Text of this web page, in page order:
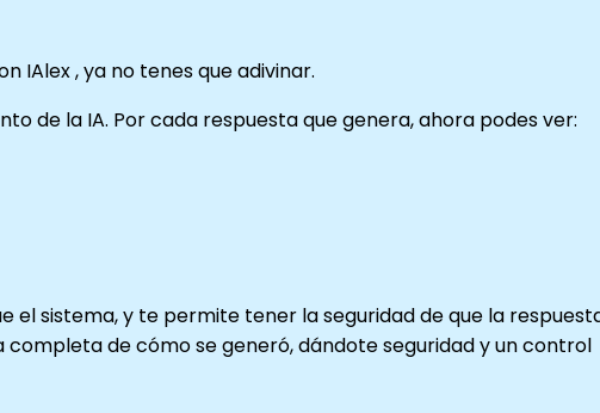
IAlex , ya no tenes que adivinar.
de la IA. Por cada respuesta que genera, ahora podes ver:
el sistema, y te permite tener la seguridad de que la
de cómo se generó, dándote seguridad y un control